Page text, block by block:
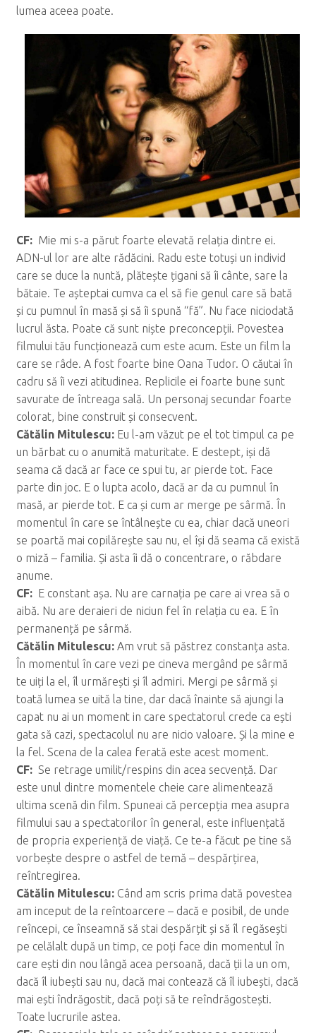
lumea aceea poate.
CF: Mie mi s-a părut foarte elevată relația dintre ei.
ADN-ul lor are alte rădăcini. Radu este totuși un individ
care se duce la nuntă, plătește țigani să îi cânte, sare la
bătaie. Te așteptai cumva ca el să fie genul care să bată
și cu pumnul în masă și să îi spună “fă”. Nu face niciodată
lucrul ăsta. Poate că sunt niște preconcepții. Povestea
filmului tău funcționează cum este acum. Este un film la
care se râde. A fost foarte bine Oana Tudor. O căutai în
cadru să îi vezi atitudinea. Replicile ei foarte bune sunt
savurate de întreaga sală. Un personaj secundar foarte
colorat, bine construit și consecvent.
Cătălin Mitulescu: Eu l-am văzut pe el tot timpul ca pe
un bărbat cu o anumită maturitate. E destept, iși dă
seama că dacă ar face ce spui tu, ar pierde tot. Face
parte din joc. E o lupta acolo, dacă ar da cu pumnul în
masă, ar pierde tot. E ca și cum ar merge pe sârmă. În
momentul în care se întâlnește cu ea, chiar dacă uneori
se poartă mai copilărește sau nu, el își dă seama că există
o miză – familia. Și asta îi dă o concentrare, o răbdare
anume.
CF: E constant așa. Nu are carnația pe care ai vrea să o
aibă. Nu are deraieri de niciun fel în relația cu ea. E în
permanență pe sârmă.
Cătălin Mitulescu:Am vrut să păstrez constanța asta.
În momentul în care vezi pe cineva mergând pe sârmă
te uiți la el, îl urmărești și îl admiri. Mergi pe sârmă și
toată lumea se uită la tine, dar dacă înainte să ajungi la
capat nu ai un moment in care spectatorul crede ca ești
gata să cazi, spectacolul nu are nicio valoare. Și la mine e
la fel. Scena de la calea ferată este acest moment.
CF: Se retrage umilit/respins din acea secvență. Dar
este unul dintre momentele cheie care alimentează
ultima scenă din film. Spuneai că percepția mea asupra
filmului sau a spectatorilor în general, este influențată
de propria experiență de viață. Ce te-a făcut pe tine să
vorbește despre o astfel de temă – despărțirea,
reîntregirea.
Cătălin Mitulescu: Când am scris prima dată povestea
am inceput de la reîntoarcere – dacă e posibil, de unde
reîncepi, ce înseamnă să stai despărțit și să îl regăsești
pe celălalt după un timp, ce poți face din momentul în
care ești din nou lângă acea persoană, dacă ții la un om,
dacă îl iubești sau nu, dacă mai contează că îl iubești, dacă
mai ești îndrăgostit, dacă poți să te reîndrăgostești.
Toate lucrurile astea.